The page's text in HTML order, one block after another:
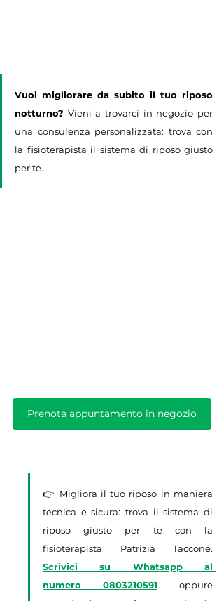
Vuoi migliorare da subito il tuo riposo
notturno? Vieni a trovarci in negozio per
una consulenza personalizzata: trova con
la fisioterapista il sistema di riposo giusto
per te.
Prenota appuntamento in negozio
👉 Migliora il tuo riposo in maniera
tecnica e sicura: trova il sistema di
riposo giusto per te con la
Scrivici su Whatsapp al
numero
0803210591